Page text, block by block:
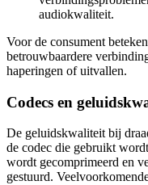
audiokwaliteit.
Voor de consument
betrouwbaardere
haperingen of uitvallen.
Codecs en
De geluidskwaliteit bij
de codec die gebruikt
wordt gecomprimeerd en
gestuurd.